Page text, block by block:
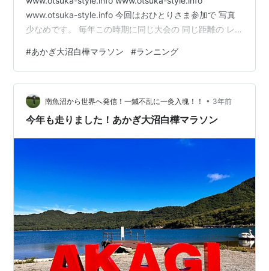
www.otsuka-style.info 今回はおひとりさま参加で 写真
少なめです。 毎年この時期に同じ大会の 同じ距離の レ
スト記録を更新中。 なんとか、連敗脱出したいところで
す。 このあかぎ大沼白樺マラソンは 赤城大沼を周回する
大会で アップダウンが激しく 特に終盤の激坂は 歩いて
しまいたくなるほどの傾斜です。 今回はしっかり調整も
できて 昨年よ…
#あかぎ大沼白樺マラソン #ランニング
南魚沼から世界へ発信！一鍼不乱に一灸入魂！！ • 3年前
今年も走りました！あかぎ大沼白樺マラソン